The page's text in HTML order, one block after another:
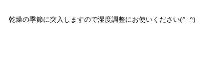
乾燥の季節に突入しますので湿度調整にお使いください(^_^)